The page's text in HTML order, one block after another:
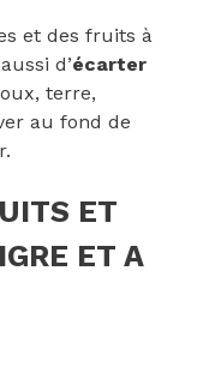
et des fruits à
d’écarter
terre,
au fond de
ET
ET A